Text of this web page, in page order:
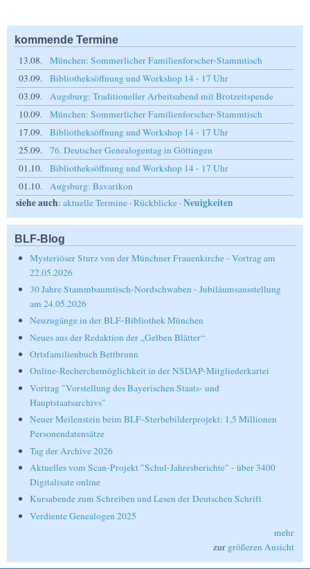
kommende Termine
13.08.
München: Sommerlicher Familienforscher-Stammtisch
03.09.
Bibliotheksöffnung und Workshop 14 - 17 Uhr
03.09.
Augsburg: Traditioneller Arbeitsabend mit Brotzeitspende
10.09.
München: Sommerlicher Familienforscher-Stammtisch
17.09.
Bibliotheksöffnung und Workshop 14 - 17 Uhr
25.09.
76. Deutscher Genealogentag in Göttingen
01.10.
Bibliotheksöffnung und Workshop 14 - 17 Uhr
01.10.
Augsburg: Bavarikon
siehe auch: aktuelle Termine ·Rückblicke ·Neuigkeiten
BLF-Blog
Mysteriöser Sturz von der Münchner Frauenkirche - Vortrag am
22.05.2026
30 Jahre Stammbaumtisch-Nordschwaben - Jubiläumsausstellung
am 24.05.2026
Neuzugänge in der BLF-Bibliothek München
Neues aus der Redaktion der „Gelben Blätter“
Ortsfamilienbuch Bettbrunn
Online-Recherchemöglichkeit in der NSDAP-Mitgliederkartei
Vortrag "Vorstellung des Bayerischen Staats- und
Hauptstaatsarchivs"
Neuer Meilenstein beim BLF-Sterbebilderprojekt: 1,5 Millionen
Personendatensätze
Tag der Archive 2026
Aktuelles vom Scan-Projekt "Schul-Jahresberichte" - über 3400
Digitalisate online
Kursabende zum Schreiben und Lesen der Deutschen Schrift
Verdiente Genealogen 2025
mehr
zur größeren Ansicht